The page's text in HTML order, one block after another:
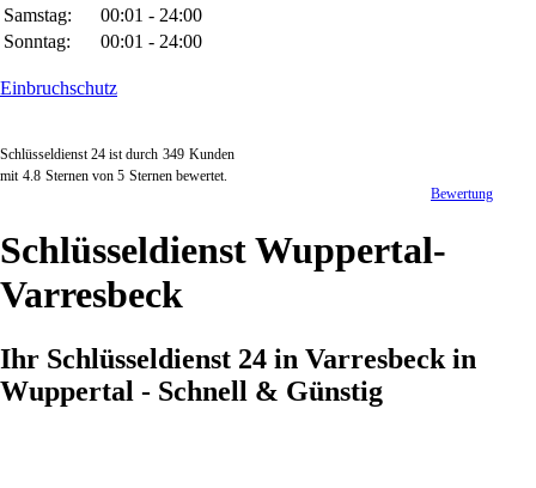
Samstag:
00:01 - 24:00
Sonntag:
00:01 - 24:00
Einbruchschutz
Schlüsseldienst 24 ist durch 349 Kunden
mit 4.8 Sternen von 5 Sternen bewertet.
Bewertung
Schlüsseldienst Wuppertal-
Varresbeck
Ihr Schlüsseldienst 24 in Varresbeck in
Wuppertal - Schnell & Günstig